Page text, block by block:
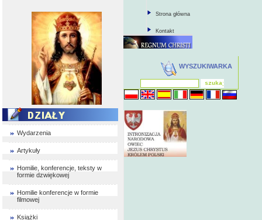
Wydarzenia
Artykuły
Homilie, konferencje, teksty w
formie dzwiękowej
Homilie konferencje w formie
filmowej
Książki
Strona główna
Kontakt
WYSZUKIWARKA